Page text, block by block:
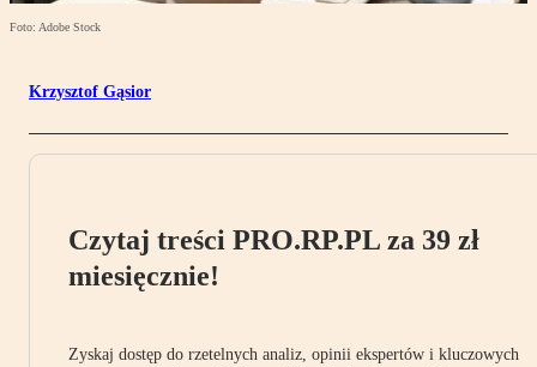
Foto: Adobe Stock
Krzysztof Gąsior
Czytaj treści PRO.RP.PL za 39 zł
miesięcznie!
Zyskaj dostęp do rzetelnych analiz, opinii ekspertów i kluczowych